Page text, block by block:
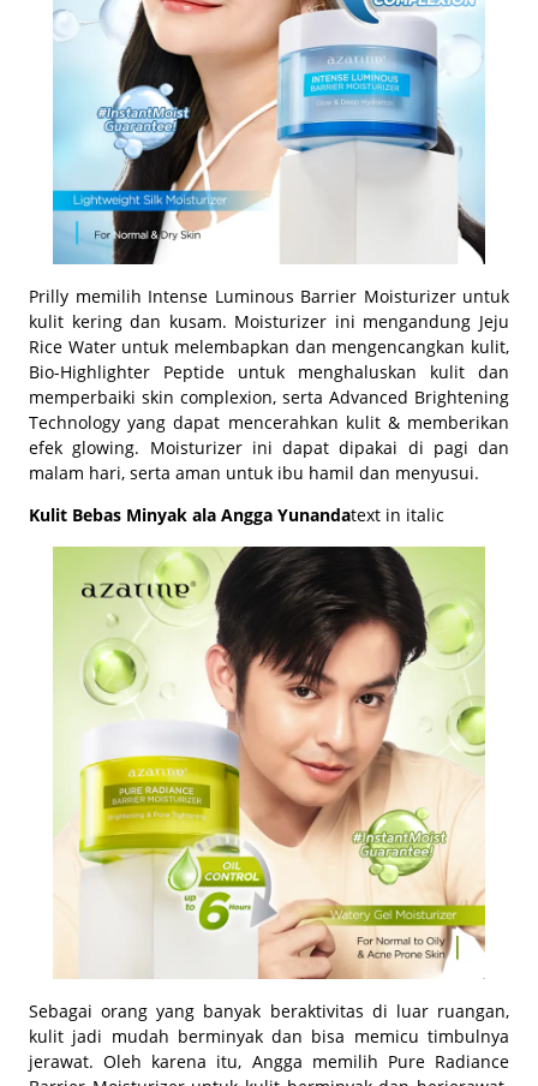
Prilly memilih Intense Luminous Barrier Moisturizer untuk
kulit kering dan kusam. Moisturizer ini mengandung Jeju
Rice Water untuk melembapkan dan mengencangkan kulit,
Bio-Highlighter Peptide untuk menghaluskan kulit dan
memperbaiki skin complexion, serta Advanced Brightening
Technology yang dapat mencerahkan kulit & memberikan
efek glowing. Moisturizer ini dapat dipakai di pagi dan
malam hari, serta aman untuk ibu hamil dan menyusui.
Kulit Bebas Minyak ala Angga Yunandatext in italic
Sebagai orang yang banyak beraktivitas di luar ruangan,
kulit jadi mudah berminyak dan bisa memicu timbulnya
jerawat. Oleh karena itu, Angga memilih Pure Radiance